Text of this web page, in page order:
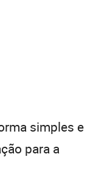
simples e
para a